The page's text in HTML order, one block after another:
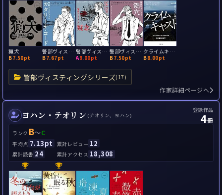
警部ヴィスティングシリーズ(17)
猟犬
B7.50pt
警部ヴィスティング カタリーナ・コード
B7.67pt
警部ヴィスティング 疑念
A9.00pt
警部ヴィスティング 鍵穴
B7.50pt
クライムキャスト Vol．1 届かなかった叫び
B8.00pt
作家詳細ページへ
ヨハン・テオリン (テオリン、ヨハン)
登録作品
4冊
ランク B～C
平均点 7.13pt 累計レビュー 12
累計読書 24 累計アクセス 18,308